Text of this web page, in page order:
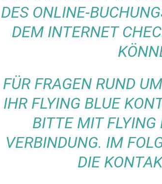
DES ONLINE-
DEM INTERNET
FÜR FRAGEN RUND
IHR FLYING BLUE
BITTE MIT FLYING
VERBINDUNG. IM
DIE